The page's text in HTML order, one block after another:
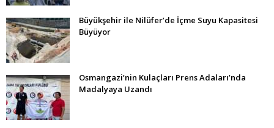
Büyükşehir ile Nilüfer’de İçme Suyu Kapasitesi
Büyüyor
Osmangazi’nin Kulaçları Prens Adaları’nda
Madalyaya Uzandı